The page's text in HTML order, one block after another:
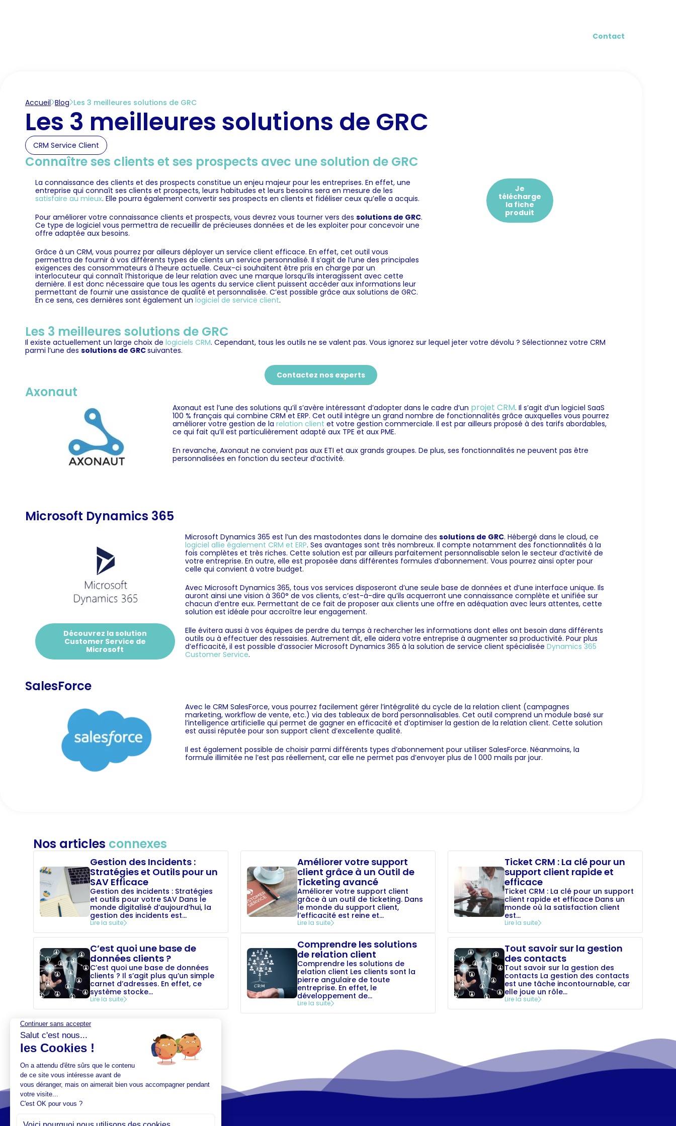
Contact
Accueil Blog Les 3 meilleures solutions de GRC
Les 3 meilleures solutions de GRC
CRM Service Client
Connaître ses clients et ses prospects avec une solution de GRC
La connaissance des clients et des prospects constitue un enjeu majeur pour les entreprises. En effet, une
entreprise qui connaît ses clients et prospects, leurs habitudes et leurs besoins sera en mesure de les
satisfaire au mieux. Elle pourra également convertir ses prospects en clients et fidéliser ceux qu’elle a acquis.
Pour améliorer votre connaissance clients et prospects, vous devrez vous tourner vers des solutions de GRC.
Ce type de logiciel vous permettra de recueillir de précieuses données et de les exploiter pour concevoir une
offre adaptée aux besoins.
Grâce à un CRM, vous pourrez par ailleurs déployer un service client efficace. En effet, cet outil vous
permettra de fournir à vos différents types de clients un service personnalisé. Il s’agit de l’une des principales
exigences des consommateurs à l’heure actuelle. Ceux-ci souhaitent être pris en charge par un
interlocuteur qui connaît l’historique de leur relation avec une marque lorsqu’ils interagissent avec cette
dernière. Il est donc nécessaire que tous les agents du service client puissent accéder aux informations leur
permettant de fournir une assistance de qualité et personnalisée. C’est possible grâce aux solutions de GRC.
En ce sens, ces dernières sont également un logiciel de service client.
Je
télécharge
la fiche
produit
Les 3 meilleures solutions de GRC
Il existe actuellement un large choix de logiciels CRM. Cependant, tous les outils ne se valent pas. Vous ignorez sur lequel jeter votre dévolu ? Sélectionnez votre CRM
parmi l’une des solutions de GRCsuivantes.
Contactez nos experts
Axonaut
Axonaut est l’une des solutions qu’il s’avère intéressant d’adopter dans le cadre d’un projet CRM. Il s’agit d’un logiciel SaaS
100 % français qui combine CRM et ERP. Cet outil intègre un grand nombre de fonctionnalités grâce auxquelles vous pourrez
améliorer votre gestion de la relation client et votre gestion commerciale. Il est par ailleurs proposé à des tarifs abordables,
ce qui fait qu’il est particulièrement adapté aux TPE et aux PME.
En revanche, Axonaut ne convient pas aux ETI et aux grands groupes. De plus, ses fonctionnalités ne peuvent pas être
personnalisées en fonction du secteur d’activité.
Microsoft Dynamics 365
Découvrez la solution
Customer Service de
Microsoft
Microsoft Dynamics 365 est l’un des mastodontes dans le domaine des solutions de GRC. Hébergé dans le cloud, ce
logiciel allie également CRM et ERP. Ses avantages sont très nombreux. Il compte notamment des fonctionnalités à la
fois complètes et très riches. Cette solution est par ailleurs parfaitement personnalisable selon le secteur d’activité de
votre entreprise. En outre, elle est proposée dans différentes formules d’abonnement. Vous pourrez ainsi opter pour
celle qui convient à votre budget.
Avec Microsoft Dynamics 365, tous vos services disposeront d’une seule base de données et d’une interface unique. Ils
auront ainsi une vision à 360° de vos clients, c’est-à-dire qu’ils acquerront une connaissance complète et unifiée sur
chacun d’entre eux. Permettant de ce fait de proposer aux clients une offre en adéquation avec leurs attentes, cette
solution est idéale pour accroître leur engagement.
Elle évitera aussi à vos équipes de perdre du temps à rechercher les informations dont elles ont besoin dans différents
outils ou à effectuer des ressaisies. Autrement dit, elle aidera votre entreprise à augmenter sa productivité. Pour plus
d’efficacité, il est possible d’associer Microsoft Dynamics 365 à la solution de service client spécialisée Dynamics 365
Customer Service.
SalesForce
Avec le CRM SalesForce, vous pourrez facilement gérer l’intégralité du cycle de la relation client (campagnes
marketing, workflow de vente, etc.) via des tableaux de bord personnalisables. Cet outil comprend un module basé sur
l’intelligence artificielle qui permet de gagner en efficacité et d’optimiser la gestion de la relation client. Cette solution
est aussi réputée pour son support client d’excellente qualité.
Il est également possible de choisir parmi différents types d’abonnement pour utiliser SalesForce. Néanmoins, la
formule illimitée ne l’est pas réellement, car elle ne permet pas d’envoyer plus de 1 000 mails par jour.
Nos articles connexes
Gestion des Incidents :
Stratégies et Outils pour un
SAV Efficace
Gestion des incidents : Stratégies
et outils pour votre SAV Dans le
monde digitalisé d’aujourd’hui, la
gestion des incidents est...
Lire la suite
Améliorer votre support
client grâce à un Outil de
Ticketing avancé
Améliorer votre support client
grâce à un outil de ticketing. Dans
le monde du support client,
l’efficacité est reine et...
Lire la suite
Ticket CRM : La clé pour un
support client rapide et
efficace
Ticket CRM : La clé pour un support
client rapide et efficace Dans un
monde où la satisfaction client
est...
Lire la suite
C’est quoi une base de
données clients ?
C’est quoi une base de données
clients ? Il s’agit plus qu’un simple
carnet d’adresses. En effet, ce
système stocke...
Lire la suite
Comprendre les solutions
de relation client
Comprendre les solutions de
relation client Les clients sont la
pierre angulaire de toute
entreprise. En effet, le
développement de...
Lire la suite
Tout savoir sur la gestion
des contacts
Tout savoir sur la gestion des
contacts La gestion des contacts
est une tâche incontournable, car
elle joue un rôle...
Lire la suite